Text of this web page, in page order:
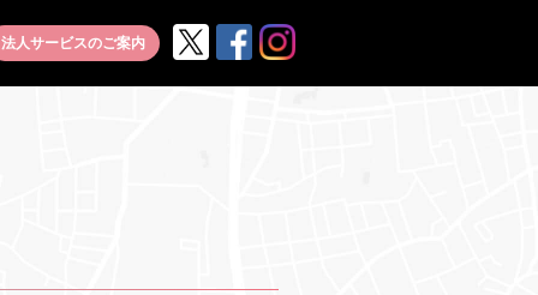
法人サービスのご案内 公